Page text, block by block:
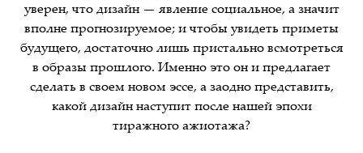
уверен, что дизайн — явление социальное, а значит
вполне прогнозируемое; и чтобы увидеть приметы
будущего, достаточно лишь пристально всмотреться
в образы прошлого. Именно это он и предлагает
сделать в своем новом эссе, а заодно представить,
какой дизайн наступит после нашей эпохи
тиражного ажиотажа?